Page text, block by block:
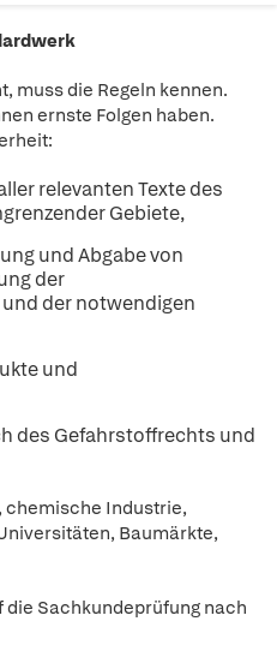
muss die Regeln kennen.
ernste Folgen haben.
relevanten Texte des
Gebiete,
und Abgabe von
der
der notwendigen
und
des Gefahrstoffrechts und
chemische Industrie,
Baumärkte,
die Sachkundeprüfung nach